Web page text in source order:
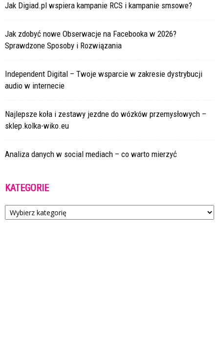
Jak Digiad.pl wspiera kampanie RCS i kampanie smsowe?
Jak zdobyć nowe Obserwacje na Facebooka w 2026?
Sprawdzone Sposoby i Rozwiązania
Independent Digital – Twoje wsparcie w zakresie dystrybucji
audio w internecie
Najlepsze koła i zestawy jezdne do wózków przemysłowych –
sklep.kolka-wiko.eu
Analiza danych w social mediach – co warto mierzyć
KATEGORIE
Kategorie